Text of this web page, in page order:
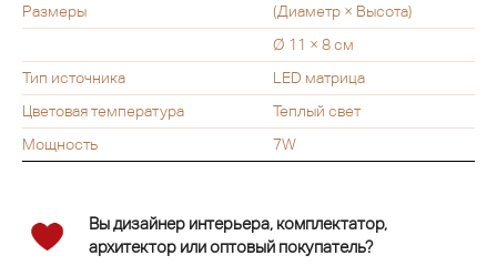
Размеры
(Диаметр × Высота)
Ø 11 × 8 см
Тип источника
LED матрица
Цветовая температура
Теплый свет
Мощность
7W
Вы дизайнер интерьера, комплектатор,
архитектор или оптовый покупатель?